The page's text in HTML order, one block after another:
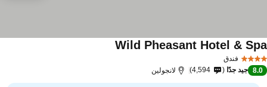
فندق
Wild Pheasant Hotel &
8.0 جيد جدًا 4,594 لانجولين